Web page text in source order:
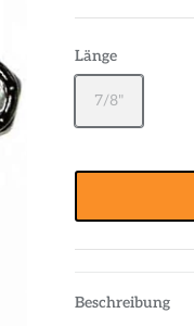
Länge
7/8"
Beschreibung